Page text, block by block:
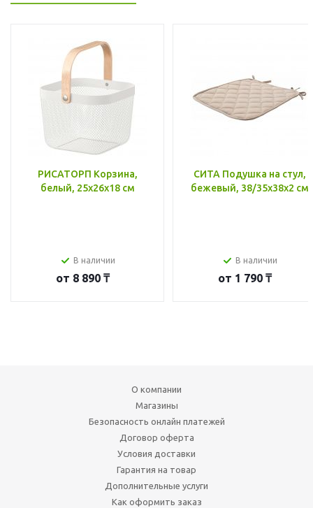
РИСАТОРП Корзина,
белый, 25x26x18 см
В наличии
от 8 890 ₸
СИТА Подушка на стул,
бежевый, 38/35x38x2 см
В наличии
от 1 790 ₸
О компании
Магазины
Безопасность онлайн платежей
Договор оферта
Условия доставки
Гарантия на товар
Дополнительные услуги
Как оформить заказ